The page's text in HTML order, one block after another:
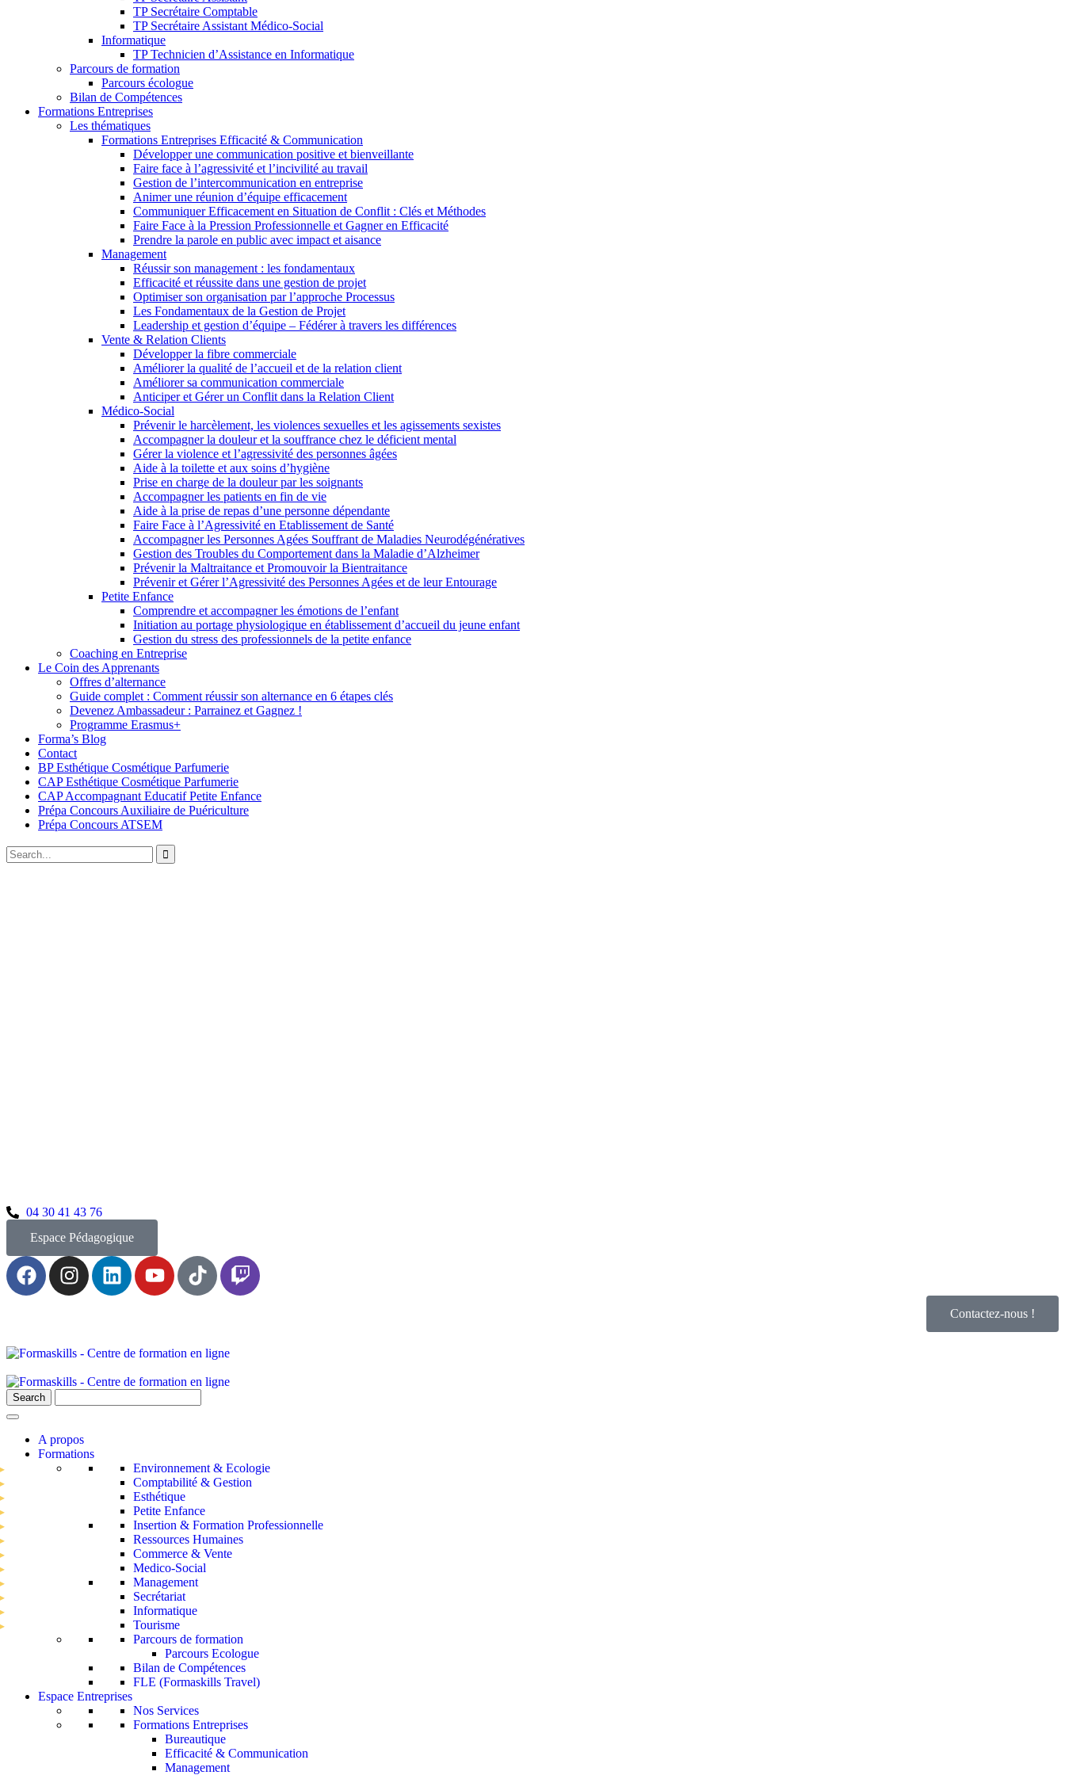
TP Secrétaire Comptable
TP Secrétaire Assistant Médico-Social
Informatique
TP Technicien d’Assistance en Informatique
Parcours de formation
Parcours écologue
Bilan de Compétences
Formations Entreprises
Les thématiques
Formations Entreprises Efficacité & Communication
Développer une communication positive et bienveillante
Faire face à l’agressivité et l’incivilité au travail
Gestion de l’intercommunication en entreprise
Animer une réunion d’équipe efficacement
Communiquer Efficacement en Situation de Conflit : Clés et Méthodes
Faire Face à la Pression Professionnelle et Gagner en Efficacité
Prendre la parole en public avec impact et aisance
Management
Réussir son management : les fondamentaux
Efficacité et réussite dans une gestion de projet
Optimiser son organisation par l’approche Processus
Les Fondamentaux de la Gestion de Projet
Leadership et gestion d’équipe – Fédérer à travers les différences
Vente & Relation Clients
Développer la fibre commerciale
Améliorer la qualité de l’accueil et de la relation client
Améliorer sa communication commerciale
Anticiper et Gérer un Conflit dans la Relation Client
Médico-Social
Prévenir le harcèlement, les violences sexuelles et les agissements sexistes
Accompagner la douleur et la souffrance chez le déficient mental
Gérer la violence et l’agressivité des personnes âgées
Aide à la toilette et aux soins d’hygiène
Prise en charge de la douleur par les soignants
Accompagner les patients en fin de vie
Aide à la prise de repas d’une personne dépendante
Faire Face à l’Agressivité en Etablissement de Santé
Accompagner les Personnes Agées Souffrant de Maladies Neurodégénératives
Gestion des Troubles du Comportement dans la Maladie d’Alzheimer
Prévenir la Maltraitance et Promouvoir la Bientraitance
Prévenir et Gérer l’Agressivité des Personnes Agées et de leur Entourage
Petite Enfance
Comprendre et accompagner les émotions de l’enfant
Initiation au portage physiologique en établissement d’accueil du jeune enfant
Gestion du stress des professionnels de la petite enfance
Coaching en Entreprise
Le Coin des Apprenants
Offres d’alternance
Guide complet : Comment réussir son alternance en 6 étapes clés
Devenez Ambassadeur : Parrainez et Gagnez !
Programme Erasmus+
Forma’s Blog
Contact
BP Esthétique Cosmétique Parfumerie
CAP Esthétique Cosmétique Parfumerie
CAP Accompagnant Educatif Petite Enfance
Prépa Concours Auxiliaire de Puériculture
Prépa Concours ATSEM
04 30 41 43 76
Espace Pédagogique
Contactez-nous !
A propos
Formations
Environnement & Ecologie
Comptabilité & Gestion
Esthétique
Petite Enfance
Insertion & Formation Professionnelle
Ressources Humaines
Commerce & Vente
Medico-Social
Management
Secrétariat
Informatique
Tourisme
Parcours de formation
Parcours Ecologue
Bilan de Compétences
FLE (Formaskills Travel)
Espace Entreprises
Nos Services
Formations Entreprises
Bureautique
Efficacité & Communication
Management